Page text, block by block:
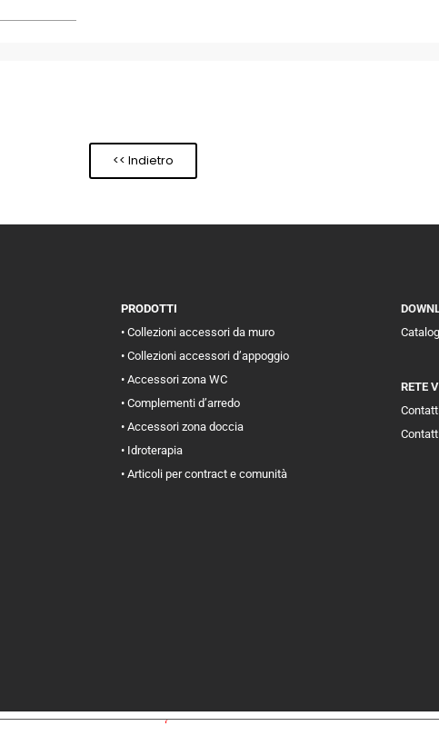
<< Indietro
PRODOTTI
• Collezioni accessori da muro
• Collezioni accessori d’appoggio
• Accessori zona WC
• Complementi d’arredo
• Accessori zona doccia
• Idroterapia
• Articoli per contract e comunità
RETE